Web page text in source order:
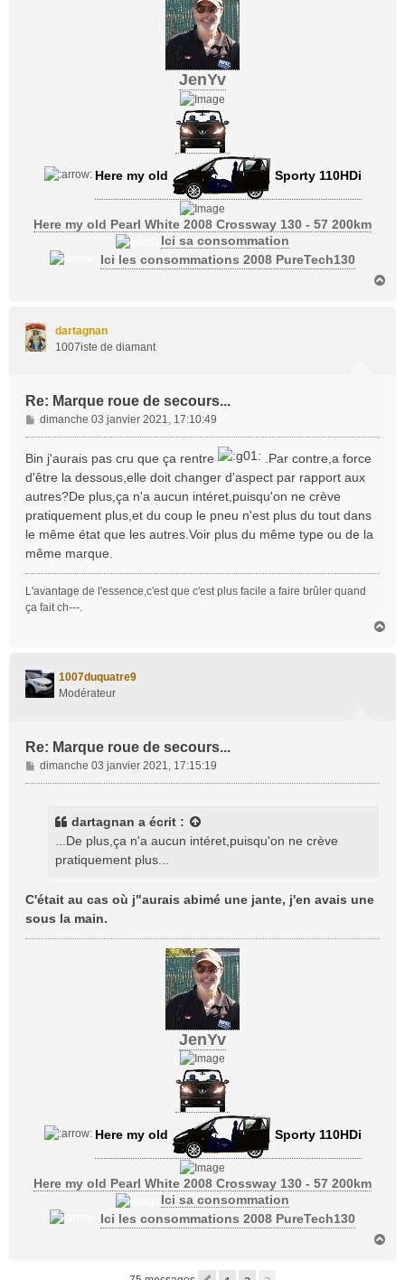
JenYv
Here my old Sporty 110HDi
Here my old Pearl White 2008 Crossway 130 - 57 200km
Ici sa consommation
Ici les consommations 2008 PureTech130
dartagnan
1007iste de diamant
Re: Marque roue de secours...
M
e
s
a
g
e
dimanche 03 janvier 2021, 17:10:49
Bin j'aurais pas cru que ça rentre
.Par contre,a force
d'être la dessous,elle doit changer d'aspect par rapport aux
autres?De plus,ça n'a aucun intéret,puisqu'on ne crève
pratiquement plus,et du coup le pneu n'est plus du tout dans
le même état que les autres.Voir plus du même type ou de la
même marque.
L'avantage de l'essence,c'est que c'est plus facile a faire brûler quand
ça fait ch---.
1007duquatre9
Modérateur
Re: Marque roue de secours...
M
e
dimanche 03 janvier 2021, 17:15:19
dartagnan a écrit :
...De plus,ça n'a aucun intéret,puisqu'on ne crève
pratiquement plus...
C'était au cas où j"aurais abimé une jante, j'en avais une
sous la main.
JenYv
Here my old Sporty 110HDi
Here my old Pearl White 2008 Crossway 130 - 57 200km
Ici sa consommation
Ici les consommations 2008 PureTech130